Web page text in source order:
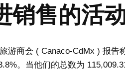
售的活动
游商会 ( Canaco-CdMx ) 报告
。当他们的总数为